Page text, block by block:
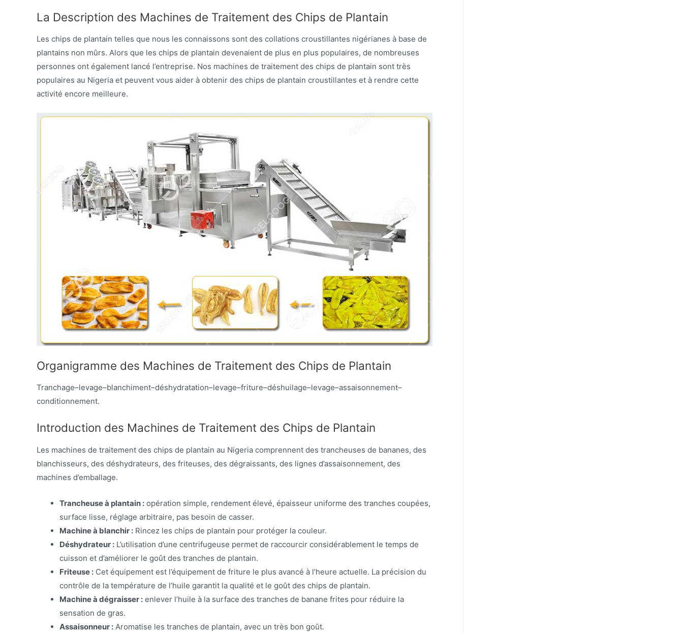
La Description des Machines de Traitement des Chips de Plantain
Les chips de plantain telles que nous les connaissons sont des collations croustillantes nigérianes à base de
plantains non mûrs. Alors que les chips de plantain devenaient de plus en plus populaires, de nombreuses
personnes ont également lancé l’entreprise. Nos machines de traitement des chips de plantain sont très
populaires au Nigeria et peuvent vous aider à obtenir des chips de plantain croustillantes et à rendre cette
activité encore meilleure.
Organigramme des Machines de Traitement des Chips de Plantain
Tranchage–levage–blanchiment–déshydratation–levage–friture–déshuilage–levage–assaisonnement–
conditionnement.
Introduction des Machines de Traitement des Chips de Plantain
Les machines de traitement des chips de plantain au Nigeria comprennent des trancheuses de bananes, des
blanchisseurs, des déshydrateurs, des friteuses, des dégraissants, des lignes d’assaisonnement, des
machines d’emballage.
Trancheuse à plantain : opération simple, rendement élevé, épaisseur uniforme des tranches coupées,
surface lisse, réglage arbitraire, pas besoin de casser.
Machine à blanchir : Rincez les chips de plantain pour protéger la couleur.
Déshydrateur : L’utilisation d’une centrifugeuse permet de raccourcir considérablement le temps de
cuisson et d’améliorer le goût des tranches de plantain.
Friteuse : Cet équipement est l’équipement de friture le plus avancé à l’heure actuelle. La précision du
contrôle de la température de l’huile garantit la qualité et le goût des chips de plantain.
Machine à dégraisser : enlever l’huile à la surface des tranches de banane frites pour réduire la
sensation de gras.
Assaisonneur : Aromatise les tranches de plantain, avec un très bon goût.